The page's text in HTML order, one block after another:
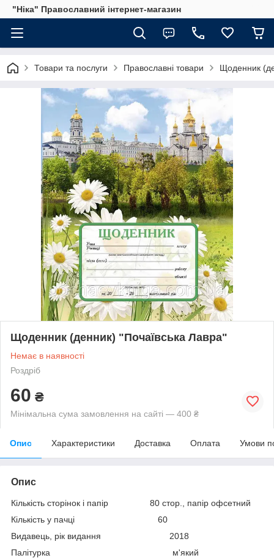
"Ніка" Православний інтернет-магазин
Товари та послуги Православні товари Щоденник
Щоденник (денник) "Почаївська Лавра"
Немає в наявності
Роздріб
60 ₴
Мінімальна сума замовлення на сайті — 400 ₴
Опис Характеристики Доставка Оплата Умови
Опис
Кількість сторінок і папір 80 стор., папір офсетний
Кількість у пачці 60
Видавець, рік видання 2018
Палітурка м'який